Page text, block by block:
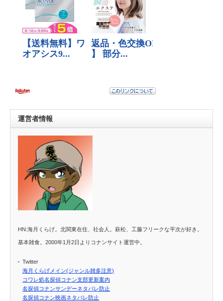
運営者情報
HN:海月くらげ。北関東在住、社会人。萩松、工藤フリークな平次が好き。
基本雑食。2000年1月2日よりコナンサイト運営中。
Twitter
海月くらげメイン(ジャンル雑多注意)
コワレ処名探偵コナン支部更新案内
名探偵コナンサンデーネタバレ防止
名探偵コナン映画ネタバレ防止